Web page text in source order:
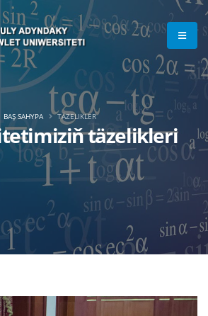
täzelikleri
BAŞ SAHYPA TÄZELIKLER